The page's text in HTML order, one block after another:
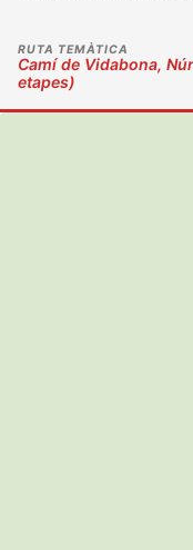
RUTA TEMÀTICA
Camí de Vidabona,
etapes)